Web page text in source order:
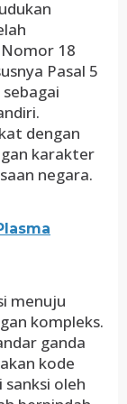
18
Pasal 5
dengan
karakter
negara.
menuju
kompleks.
ganda
kode
oleh